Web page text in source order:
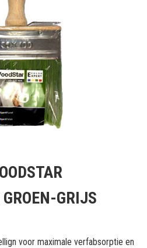
GRIJS
voor maximale verfabsorptie en